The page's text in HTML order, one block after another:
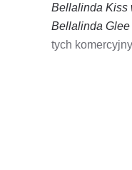
Bellalinda Kiss
Bellalinda Glee
tych